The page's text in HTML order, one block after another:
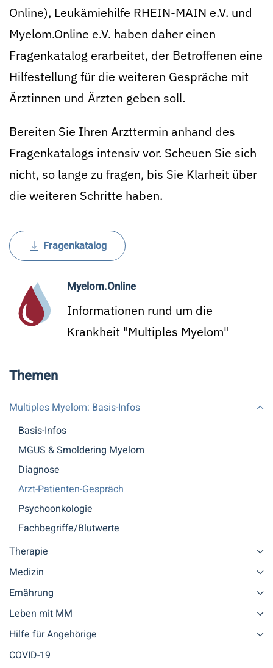
Online), Leukämiehilfe RHEIN-MAIN e.V. und
Myelom.Online e.V. haben daher einen
Fragenkatalog erarbeitet, der Betroffenen eine
Hilfestellung für die weiteren Gespräche mit
Ärztinnen und Ärzten geben soll.
Bereiten Sie Ihren Arzttermin anhand des
Fragenkatalogs intensiv vor. Scheuen Sie sich
nicht, so lange zu fragen, bis Sie Klarheit über
die weiteren Schritte haben.
Fragenkatalog
Myelom.Online
Informationen rund um die
Krankheit "Multiples Myelom"
Themen
Multiples Myelom: Basis-Infos
Basis-Infos
MGUS & Smoldering Myelom
Diagnose
Arzt-Patienten-Gespräch
Psychoonkologie
Fachbegriffe/Blutwerte
Therapie
Medizin
Ernährung
Leben mit MM
Hilfe für Angehörige
COVID-19